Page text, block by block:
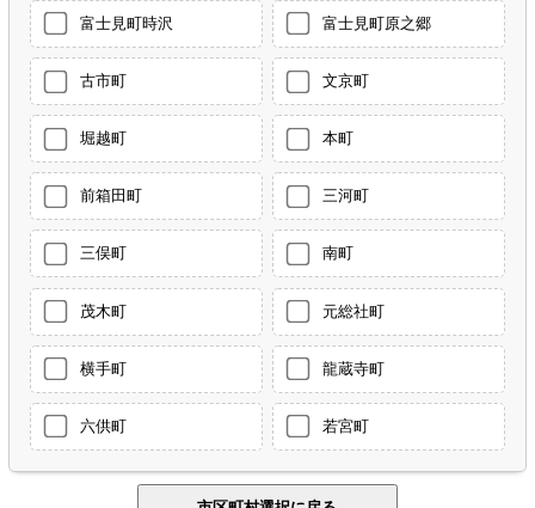
富士見町時沢 富士見町原之郷
古市町 文京町
堀越町 本町
前箱田町 三河町
三俣町 南町
茂木町 元総社町
横手町 龍蔵寺町
六供町 若宮町